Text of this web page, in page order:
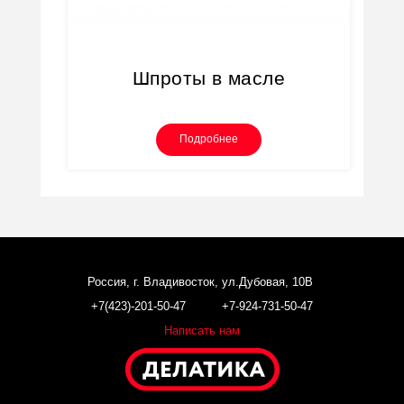
Шпроты в масле
Подробнее
Россия, г. Владивосток, ул.Дубовая, 10В
+7(423)-201-50-47 +7-924-731-50-47
Написать нам